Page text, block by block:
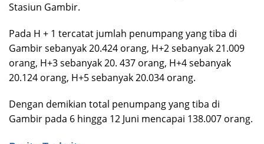
Stasiun Gambir.
Pada H + 1 tercatat jumlah penumpang yang tiba di
Gambir sebanyak 20.424 orang, H+2 sebanyak 21.009
orang, H+3 sebanyak 20. 437 orang, H+4 sebanyak
20.124 orang, H+5 sebanyak 20.034 orang.
Dengan demikian total penumpang yang tiba di
Gambir pada 6 hingga 12 Juni mencapai 138.007 orang.